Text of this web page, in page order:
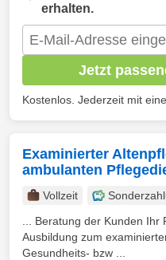
erhalten.
Jetzt
Kostenlos. Jederzeit mit
Examinierter
ambulanten
Vollzeit
... Beratung der Kunden Ihr
Ausbildung zum
Gesundheits- bzw ...